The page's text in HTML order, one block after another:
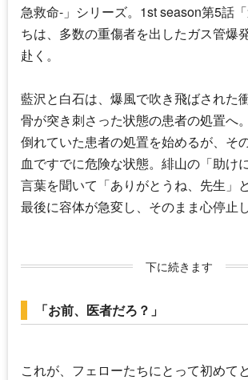
急救命-」シリーズ。1st season第5話
ちは、多数の重傷者を出したガス管爆
赴く。
藍沢と白石は、爆風で吹き飛ばされた
骨が突き刺さった状態の患者の処置へ
倒れていた患者の処置を始めるが、そ
血ですでに危険な状態。緋山の「助け
言葉を聞いて「ありがとうね、先生」
最後に容体が急変し、そのまま心停止し
下に続きます
「お前、医者だろ？」
これが、フェローたちにとって初めて